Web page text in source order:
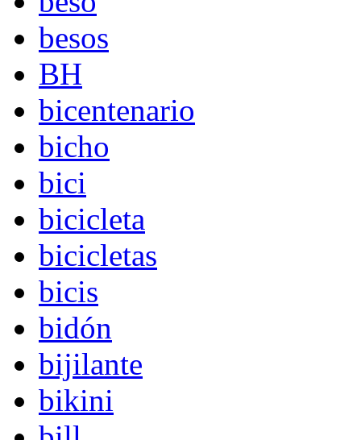
besos
BH
bicentenario
bicho
bici
bicicleta
bicicletas
bicis
bidón
bijilante
bikini